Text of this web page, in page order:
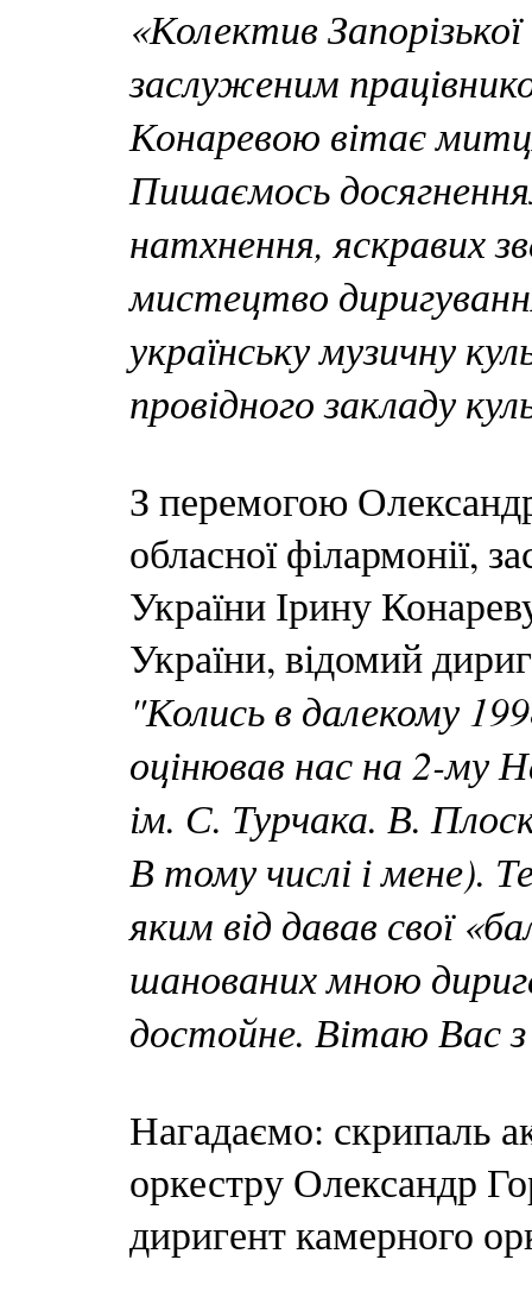
«Колектив Запорізької
заслуженим
Конаревою вітає
Пишаємось
натхнення, яскравих
мистецтво
українську музичну
провідного закладу
З перемогою
обласної філармонії,
України Ірину
України, відомий
"Колись в далекому
оцінював нас на 2-му
ім. С. Турчака. В.
В тому числі і мене).
яким від давав свої
шанованих мною
достойне. Вітаю Вас
Нагадаємо: скрипаль
оркестру Олександр
диригент камерного